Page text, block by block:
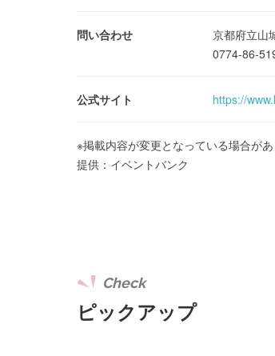
問い合わせ
京都府立山
0774-86-
公式サイト https://
※掲載内容が変更となっている場合が
提供：イベントバンク
ピックアップ
Check